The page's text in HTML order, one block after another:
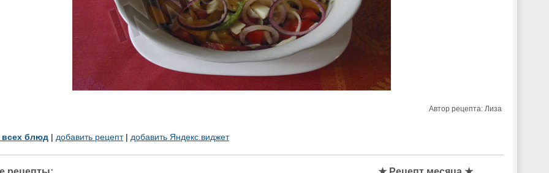
Автор рецепта: Лиза
всех блюд | добавить рецепт| добавить Яндекс.виджет